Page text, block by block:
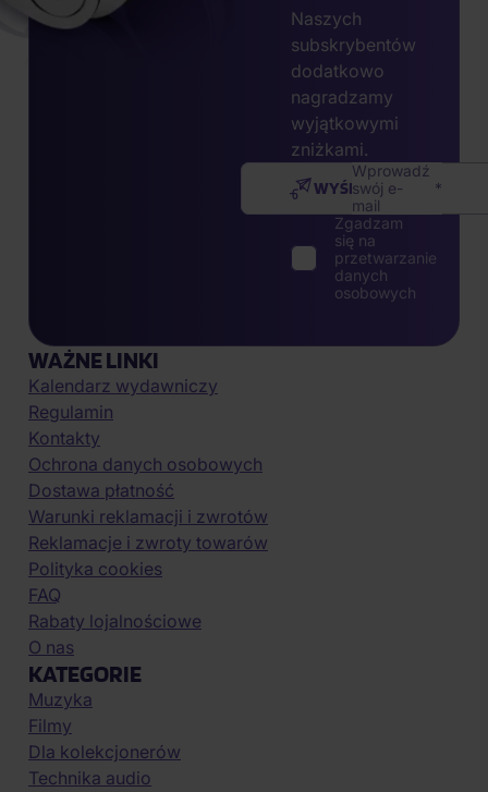
Naszych
subskrybentów
dodatkowo
nagradzamy
wyjątkowymi
zniżkami.
Wprowadź
swój e-
mail
WYŚLIJ
Zgadzam
się na
przetwarzanie
danych
osobowych
WAŻNE LINKI
Kalendarz wydawniczy
Regulamin
Kontakty
Ochrona danych osobowych
Dostawa płatność
Warunki reklamacji i zwrotów
Reklamacje i zwroty towarów
Polityka cookies
FAQ
Rabaty lojalnościowe
O nas
KATEGORIE
Muzyka
Filmy
Dla kolekcjonerów
Technika audio